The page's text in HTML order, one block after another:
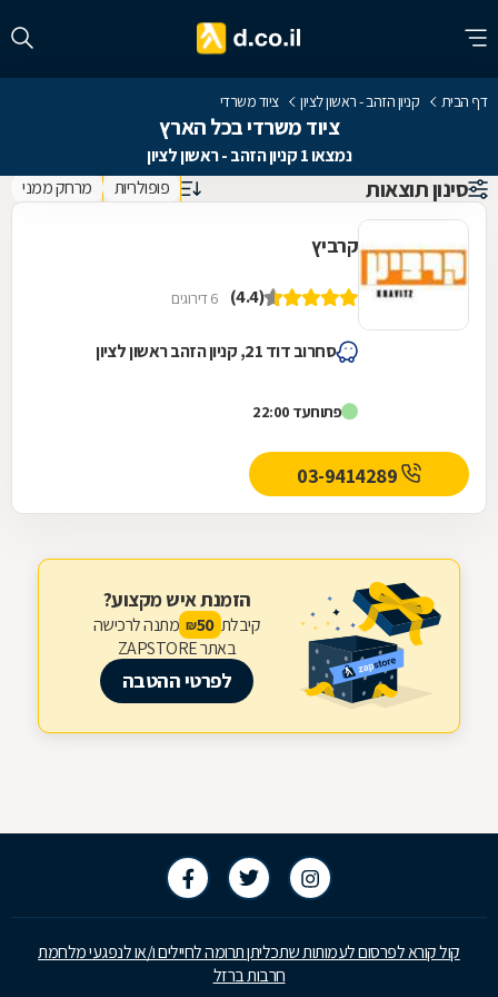
דף הבית קניון הזהב - ראשון לציון ציוד משרדי
ציוד משרדי בכל הארץ
נמצאו 1 קניון הזהב - ראשון לציון
סינון תוצאות פופולריות מרחק ממני
קרביץ
(4.4) 6 דירוגים
סחרוב דוד 21, קניון הזהב ראשון לציון
פתוחעד 22:00
הזמנת איש מקצוע?
קיבלת 50
₪ מתנה לרכישה
באתר ZAPSTORE
לפרטי ההטבה
קול קורא לפרסום לעמותות שתכליתן תרומה לחיילים ו/או לנפגעי מלחמת
חרבות ברזל